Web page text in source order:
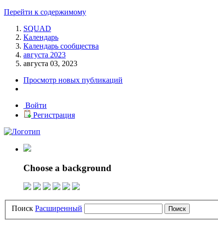
Перейти к содержимому
SQUAD
Календарь
Календарь сообщества
августа 2023
августа 03, 2023
Просмотр новых публикаций
Войти
Регистрация
Choose a background
Поиск Расширенный